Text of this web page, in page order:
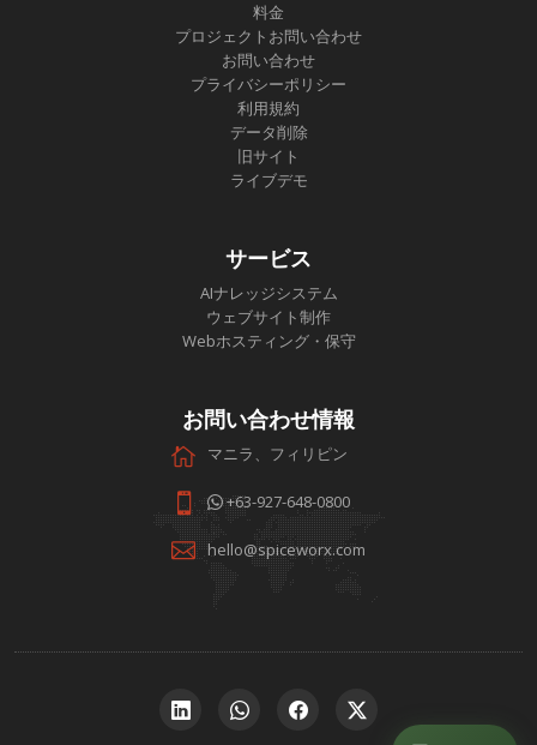
料金
プロジェクトお問い合わせ
お問い合わせ
プライバシーポリシー
利用規約
データ削除
旧サイト
ライブデモ
サービス
AIナレッジシステム
ウェブサイト制作
Webホスティング・保守
お問い合わせ情報
マニラ、フィリピン
+63-927-648-0800
hello@spiceworx.com